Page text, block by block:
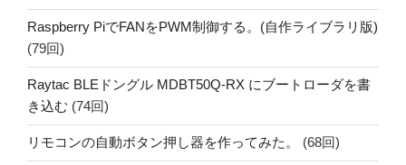
Raspberry PiでFANをPWM制御する。(自作ライブラリ版)
(79回)
Raytac BLEドングル MDBT50Q-RX にブートローダを書
き込む (74回)
リモコンの自動ボタン押し器を作ってみた。 (68回)